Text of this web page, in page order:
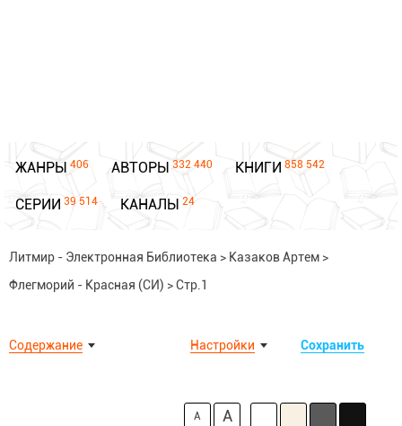
ЖАНРЫ 406 АВТОРЫ 332 440 КНИГИ 858 542
СЕРИИ 39 514 КАНАЛЫ 24
Литмир - Электронная Библиотека > Казаков Артем >
Флегморий - Красная (СИ) >Стр.1
Содержание Сохранить
Настройки
A A